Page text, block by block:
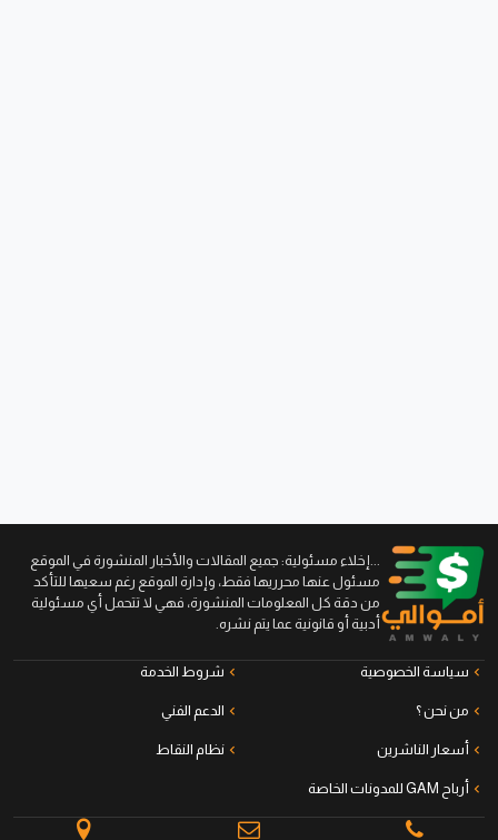
...إخلاء مسئولية: جميع المقالات والأخبار المنشورة في الموقع
مسئول عنها محرريها فقط، وإدارة الموقع رغم سعيها للتأكد
من دقة كل المعلومات المنشورة، فهي لا تتحمل أي مسئولية
أدبية أو قانونية عما يتم نشره.
سياسة الخصوصية شروط الخدمة
من نحن ؟ الدعم الفني
أسعار الناشرين نظام النقاط
أرباح GAM للمدونات الخاصة